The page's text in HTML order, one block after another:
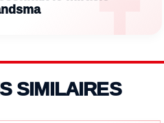
SIMILAIRES